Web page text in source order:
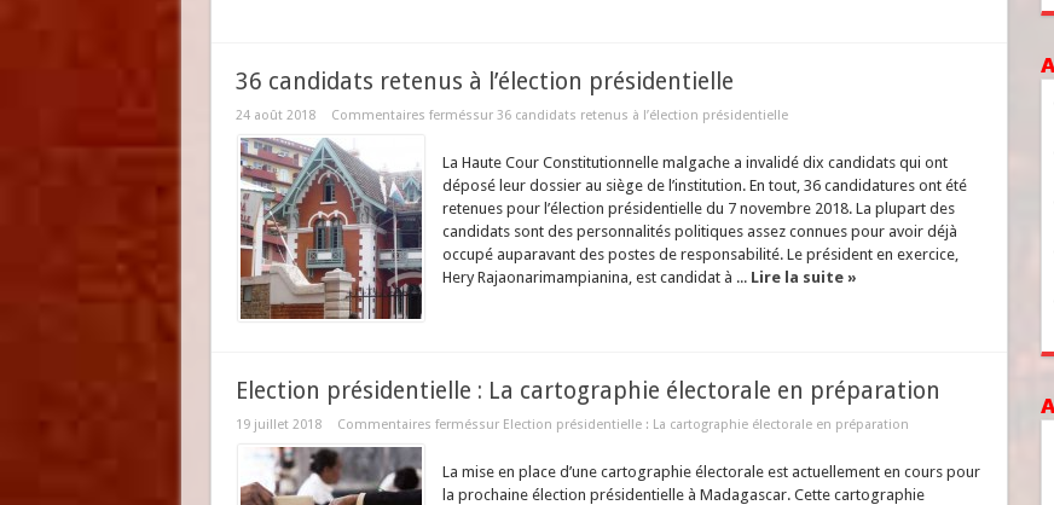
36 candidats retenus à l’élection présidentielle
24 août 2018 Commentaires ferméssur 36 candidats retenus à l’élection présidentielle
La Haute Cour Constitutionnelle malgache a invalidé dix candidats qui ont
déposé leur dossier au siège de l’institution. En tout, 36 candidatures ont été
retenues pour l’élection présidentielle du 7 novembre 2018. La plupart des
candidats sont des personnalités politiques assez connues pour avoir déjà
occupé auparavant des postes de responsabilité. Le président en exercice,
Hery Rajaonarimampianina, est candidat à ... Lire la suite »
Election présidentielle : La cartographie électorale en préparation
19 juillet 2018 Commentaires ferméssur Election présidentielle : La cartographie électorale en préparation
La mise en place d’une cartographie électorale est actuellement en cours pour
la prochaine élection présidentielle à Madagascar. Cette cartographie